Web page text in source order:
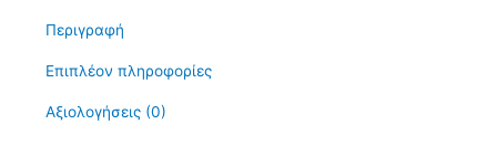
Περιγραφή
Επιπλέον πληροφορίες
Αξιολογήσεις (0)